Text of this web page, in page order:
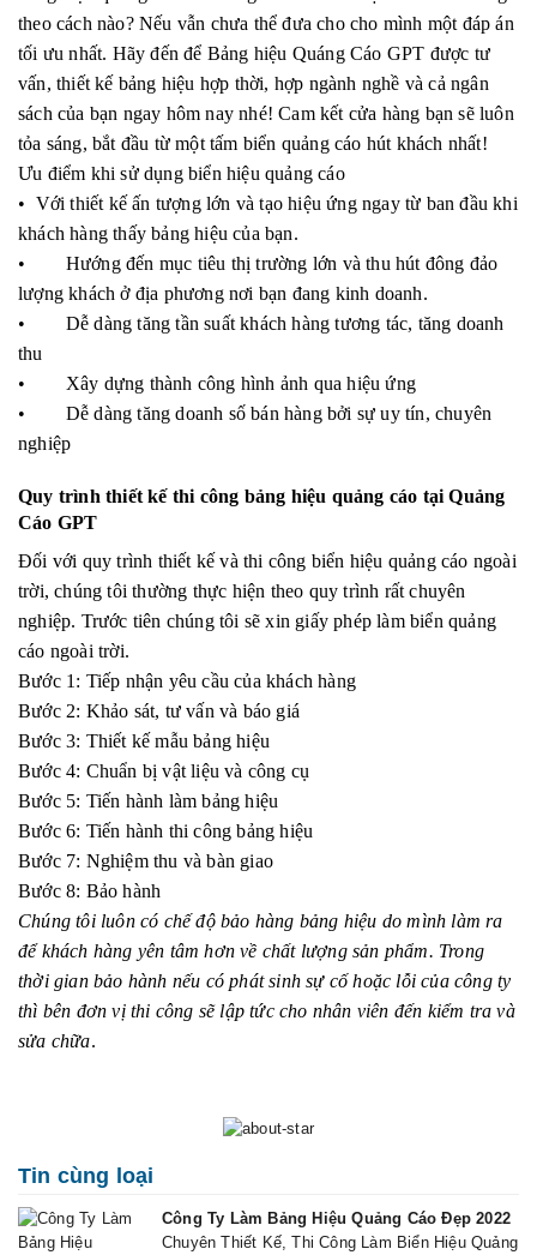
theo cách nào? Nếu vẫn chưa thể đưa cho cho mình một đáp án
tối ưu nhất. Hãy đến để Bảng hiệu Quáng Cáo GPT được tư
vấn, thiết kế bảng hiệu hợp thời, hợp ngành nghề và cả ngân
sách của bạn ngay hôm nay nhé! Cam kết cửa hàng bạn sẽ luôn
tỏa sáng, bắt đầu từ một tấm biển quảng cáo hút khách nhất!
Ưu điểm khi sử dụng biển hiệu quảng cáo
• Với thiết kế ấn tượng lớn và tạo hiệu ứng ngay từ ban đầu khi
khách hàng thấy bảng hiệu của bạn.
• Hướng đến mục tiêu thị trường lớn và thu hút đông đảo
lượng khách ở địa phương nơi bạn đang kinh doanh.
• Dễ dàng tăng tần suất khách hàng tương tác, tăng doanh
thu
• Xây dựng thành công hình ảnh qua hiệu ứng
• Dễ dàng tăng doanh số bán hàng bởi sự uy tín, chuyên
nghiệp
Quy trình thiết kế thi công bảng hiệu quảng cáo tại Quảng
Cáo GPT
Đối với quy trình thiết kế và thi công biển hiệu quảng cáo ngoài
trời, chúng tôi thường thực hiện theo quy trình rất chuyên
nghiệp. Trước tiên chúng tôi sẽ xin giấy phép làm biển quảng
cáo ngoài trời.
Bước 1: Tiếp nhận yêu cầu của khách hàng
Bước 2: Khảo sát, tư vấn và báo giá
Bước 3: Thiết kế mẫu bảng hiệu
Bước 4: Chuẩn bị vật liệu và công cụ
Bước 5: Tiến hành làm bảng hiệu
Bước 6: Tiến hành thi công bảng hiệu
Bước 7: Nghiệm thu và bàn giao
Bước 8: Bảo hành
Chúng tôi luôn có chế độ bảo hàng bảng hiệu do mình làm ra
để khách hàng yên tâm hơn về chất lượng sản phẩm. Trong
thời gian bảo hành nếu có phát sinh sự cố hoặc lỗi của công ty
thì bên đơn vị thi công sẽ lập tức cho nhân viên đến kiểm tra và
sửa chữa.
Tin cùng loại
Công Ty Làm Bảng Hiệu Quảng Cáo Đẹp 2022
Chuyên Thiết Kế, Thi Công Làm Biển Hiệu Quảng